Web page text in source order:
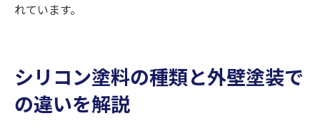
外壁塗装のシリコン塗料活用時の見落とし
がちな注意点
外壁塗装シリコン塗料選びで知っておきた
れています。
シリコン塗料の種類と外壁塗装で
の違いを解説